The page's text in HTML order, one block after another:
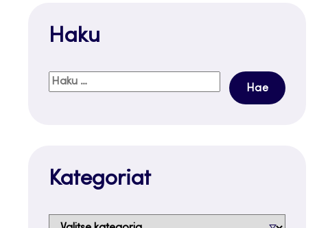
Haku
Haku:
Kategoriat
Kategoriat